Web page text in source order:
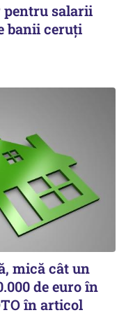
pentru salarii
banii ceruți
mică cât un
de euro în
în articol